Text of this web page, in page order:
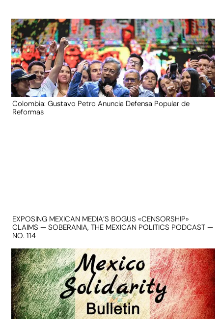
Colombia: Gustavo Petro Anuncia Defensa Popular de
Reformas
EXPOSING MEXICAN MEDIA’S BOGUS «CENSORSHIP»
CLAIMS — SOBERANIA, THE MEXICAN POLITICS PODCAST —
NO. 114